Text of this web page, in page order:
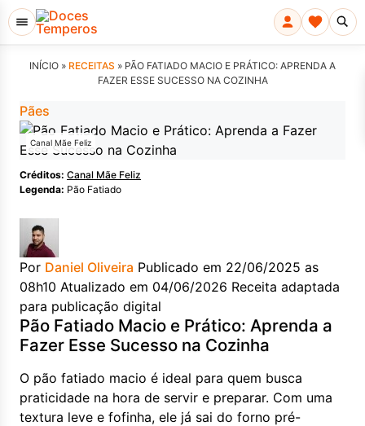
INÍCIO » RECEITAS » PÃO FATIADO MACIO E PRÁTICO: APRENDA A
FAZER ESSE SUCESSO NA COZINHA
Pães
Canal Mãe Feliz
Créditos: Canal Mãe Feliz
Legenda: Pão Fatiado
Por Daniel Oliveira Publicado em 22/06/2025 as
08h10 Atualizado em 04/06/2026 Receita adaptada
para publicação digital
Pão Fatiado Macio e Prático: Aprenda a
Fazer Esse Sucesso na Cozinha
O pão fatiado macio é ideal para quem busca
praticidade na hora de servir e preparar. Com uma
textura leve e fofinha, ele já sai do forno pré-